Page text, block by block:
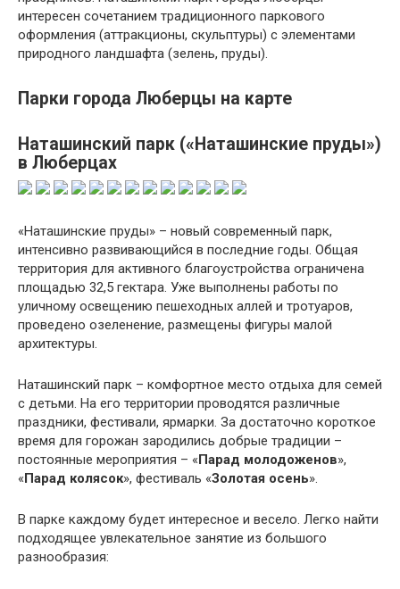
интересен сочетанием традиционного паркового
оформления (аттракционы, скульптуры) с элементами
природного ландшафта (зелень, пруды).
Парки города Люберцы на карте
Наташинский парк («Наташинские пруды»)
в Люберцах
«Наташинские пруды» – новый современный парк,
интенсивно развивающийся в последние годы. Общая
территория для активного благоустройства ограничена
площадью 32,5 гектара. Уже выполнены работы по
уличному освещению пешеходных аллей и тротуаров,
проведено озеленение, размещены фигуры малой
архитектуры.
Наташинский парк – комфортное место отдыха для семей
с детьми. На его территории проводятся различные
праздники, фестивали, ярмарки. За достаточно короткое
время для горожан зародились добрые традиции –
постоянные мероприятия – «Парад молодоженов»,
«Парад колясок», фестиваль «Золотая осень».
В парке каждому будет интересное и весело. Легко найти
подходящее увлекательное занятие из большого
разнообразия: